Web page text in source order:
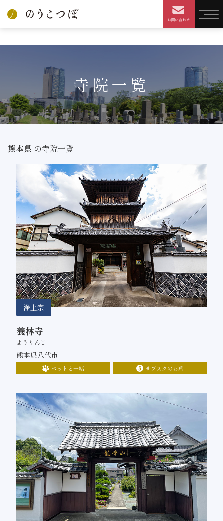
HOME 寺院を探す
寺院一覧
熊本県 の寺院一覧
浄土宗
養林寺
ようりんじ
熊本県八代市
ペットと一緒 サブスクのお墓